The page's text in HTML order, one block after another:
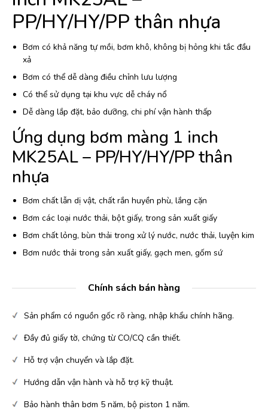
PP/HY/HY/PP thân nhựa
Bơm có khả năng tự mồi, bơm khô, không bị hỏng khi tắc đầu
xả
Bơm có thể dễ dàng điều chỉnh lưu lượng
Có thể sử dụng tại khu vực dễ cháy nổ
Dễ dàng lắp đặt, bảo dưỡng, chi phí vận hành thấp
Ứng dụng bơm màng 1 inch
MK25AL – PP/HY/HY/PP thân
nhựa
Bơm chất lẫn dị vật, chất rắn huyền phù, lắng cặn
Bơm các loại nước thải, bột giấy, trong sản xuất giấy
Bơm chất lỏng, bùn thải trong xử lý nước, nước thải, luyện kim
Bơm nước thải trong sản xuất giấy, gạch men, gốm sứ
Chính sách bán hàng
Sản phẩm có nguồn gốc rõ ràng, nhập khẩu chính hãng.
Đầy đủ giấy tờ, chứng từ CO/CQ cần thiết.
Hỗ trợ vận chuyển và lắp đặt.
Hướng dẫn vận hành và hỗ trợ kỹ thuật.
Bảo hành thân bơm 5 năm, bộ piston 1 năm.